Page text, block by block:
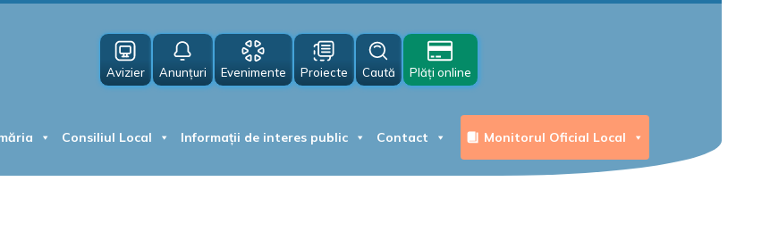
Avizier Anunțuri Evenimente Proiecte Caută Plăți online
Consiliul Local Informații de interes public Contact Monitorul Oficial Local